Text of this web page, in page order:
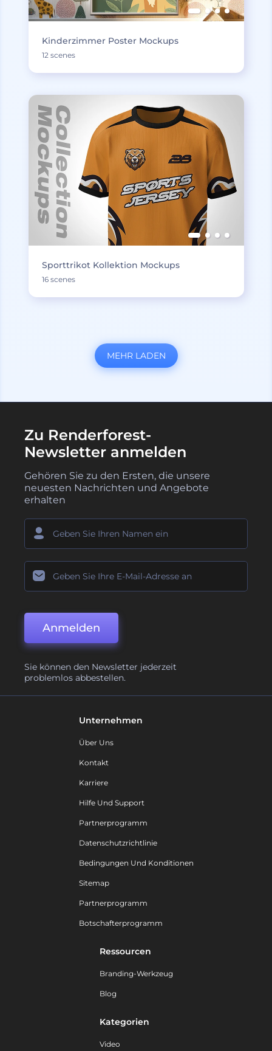
Kinderzimmer Poster Mockups
12 scenes
Sporttrikot Kollektion Mockups
16 scenes
MEHR LADEN
Zu Renderforest-
Newsletter anmelden
Gehören Sie zu den Ersten, die unsere
neuesten Nachrichten und Angebote
erhalten
Anmelden
Sie können den Newsletter jederzeit
problemlos abbestellen.
Unternehmen
Über Uns
Kontakt
Karriere
Hilfe Und Support
Partnerprogramm
Datenschutzrichtlinie
Bedingungen Und Konditionen
Sitemap
Partnerprogramm
Botschafterprogramm
Ressourcen
Branding-Werkzeug
Blog
Kategorien
Video